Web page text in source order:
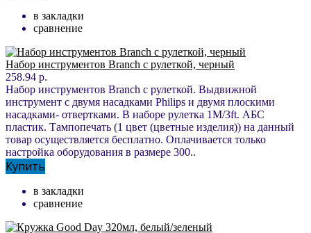
в закладки
сравнение
Набор инструментов Branch с рулеткой, черный
258.94 р.
Набор инструментов Branch с рулеткой. Выдвижной
инструмент с двумя насадками Philips и двумя плоскими
насадками- отвертками. В наборе рулетка 1M/3ft. АБС
пластик. Тампопечать (1 цвет (цветные изделия)) на данный
товар осуществляется бесплатно. Оплачивается только
настройка оборудования в размере 300..
Купить
в закладки
сравнение